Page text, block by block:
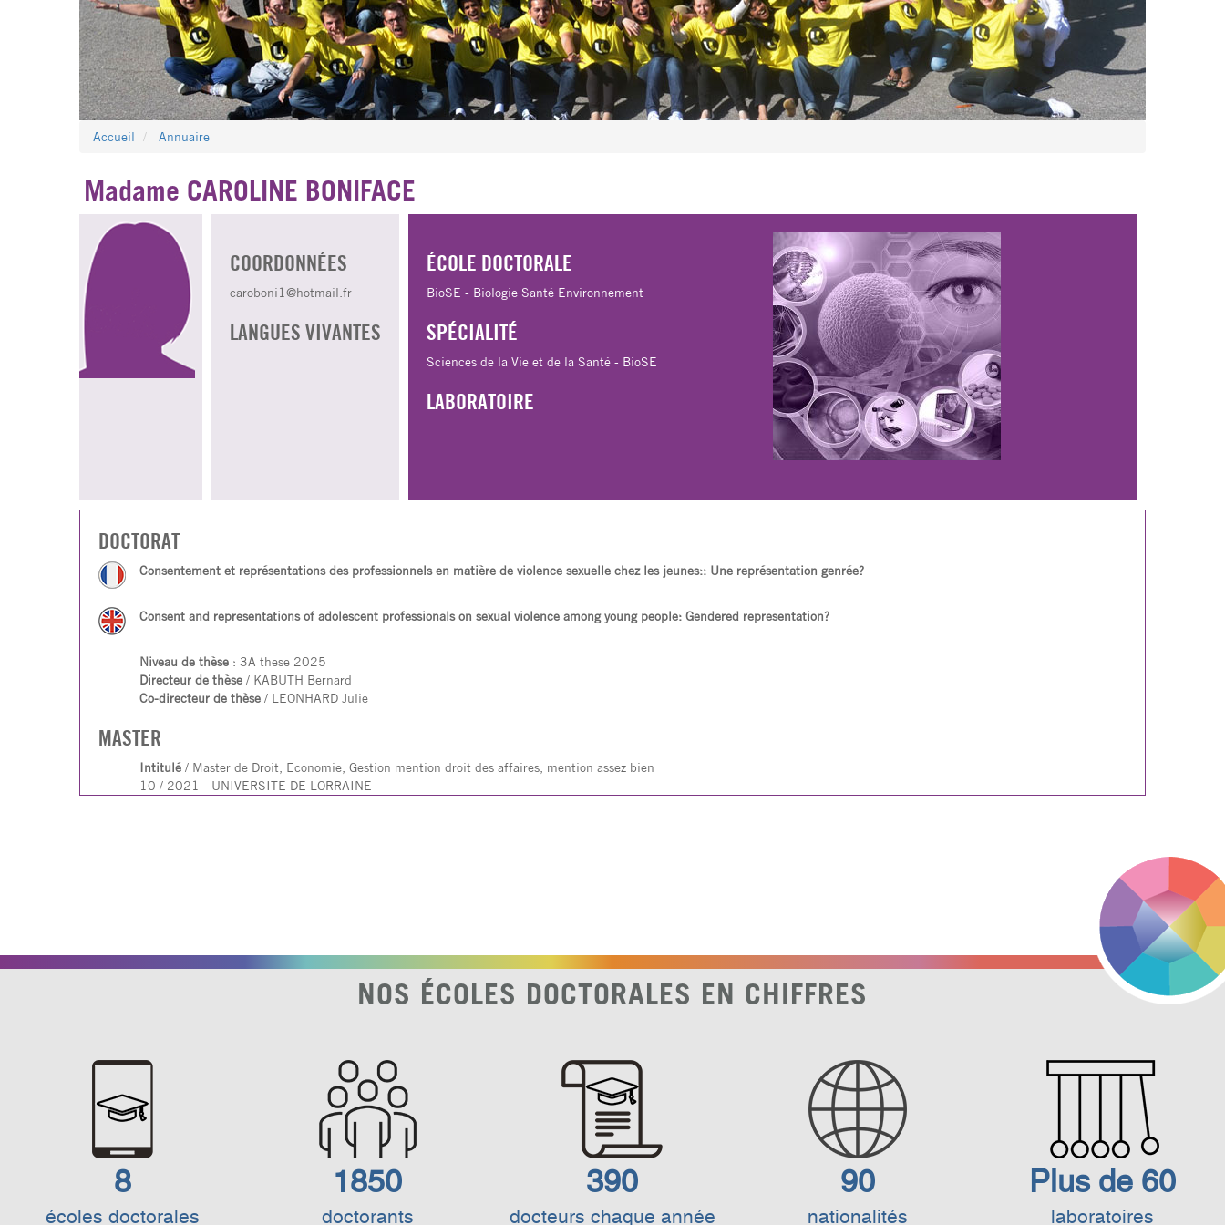
Accueil Annuaire
Madame CAROLINE BONIFACE
COORDONNÉES
caroboni1@hotmail.fr
LANGUES VIVANTES
ÉCOLE DOCTORALE
BioSE - Biologie Santé Environnement
SPÉCIALITÉ
Sciences de la Vie et de la Santé - BioSE
LABORATOIRE
DOCTORAT
Consentement et représentations des professionnels en matière de violence sexuelle chez les jeunes:: Une représentation genrée?
Consent and representations of adolescent professionals on sexual violence among young people: Gendered representation?
Niveau de thèse : 3A these 2025
Directeur de thèse / KABUTH Bernard
Co-directeur de thèse / LEONHARD Julie
MASTER
Intitulé / Master de Droit, Economie, Gestion mention droit des affaires, mention assez bien
10 / 2021 - UNIVERSITE DE LORRAINE
NOS ÉCOLES DOCTORALES EN CHIFFRES
8
écoles doctorales
1850
doctorants
390
docteurs chaque année
90
nationalités
Plus de 60
laboratoires